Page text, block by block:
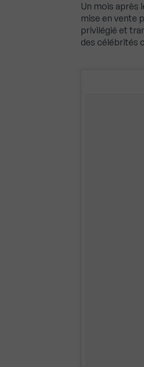
Un mois après
mise en vente
privilégié et
des célébrités